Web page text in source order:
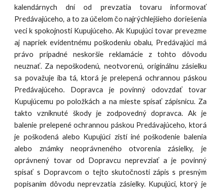
kalendárnych dní od prevzatia tovaru informovať
Predávajúceho, a to za účelom čo najrýchlejšieho doriešenia
veci k spokojnosti Kupujúceho. Ak Kupujúci tovar prevezme
aj napriek evidentnému poškodeniu obalu, Predávajúci má
právo prípadné neskoršie reklamácie z tohto dôvodu
neuznať. Za nepoškodenú, neotvorenú, originálnu zásielku
sa považuje iba tá, ktorá je prelepená ochrannou páskou
Predávajúceho. Dopravca je povinný odovzdať tovar
Kupujúcemu po položkách a na mieste spísať zápisnicu. Za
takto vzniknuté škody je zodpovedný dopravca. Ak je
balenie prelepené ochrannou páskou Predávajúceho, ktorá
je poškodená alebo Kupujúci zistí iné poškodenie balenia
alebo známky neoprávneného otvorenia zásielky, je
oprávnený tovar od Dopravcu neprevziať a je povinný
spísať s Dopravcom o tejto skutočnosti zápis s presným
popísaním dôvodu neprevzatia zásielky. Kupujúci, ktorý je